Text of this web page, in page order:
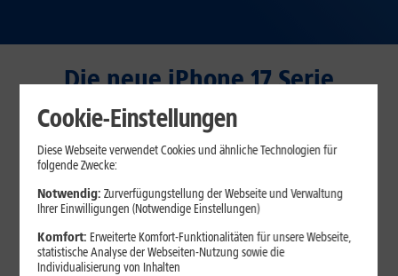
Die neue iPhone 17 Serie
PREISSTURZ
iPhone 17 Pro Max
Cookie-Einstellungen
Diese Webseite verwendet Cookies und ähnliche Technologien für
folgende Zwecke:
Notwendig: Zurverfügungstellung der Webseite und Verwaltung
Ihrer Einwilligungen (Notwendige Einstellungen)
Komfort: Erweiterte Komfort-Funktionalitäten für unsere Webseite,
statistische Analyse der Webseiten-Nutzung sowie die
Individualisierung von Inhalten